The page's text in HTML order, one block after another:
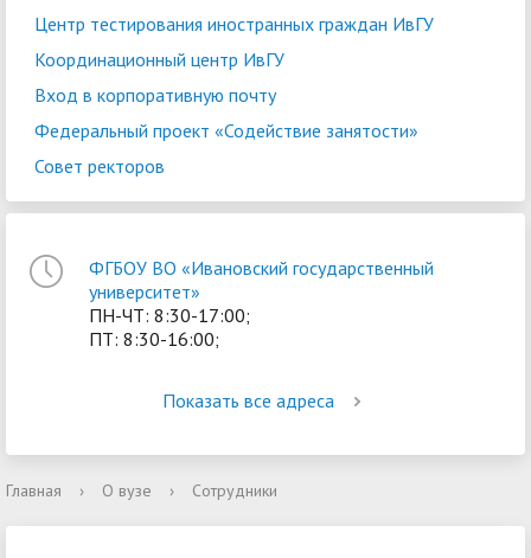
Центр тестирования иностранных граждан ИвГУ
Координационный центр ИвГУ
Вход в корпоративную почту
Федеральный проект «Содействие занятости»
Совет ректоров
ФГБОУ ВО «Ивановский государственный
университет»
ПН-ЧТ: 8:30-17:00;
ПТ: 8:30-16:00;
Показать все адреса
Главная › О вузе › Сотрудники